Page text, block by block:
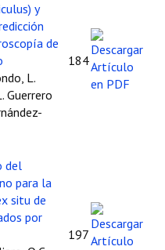
y
de
L.
Guerrero
184
del
para la
situ de
por
197